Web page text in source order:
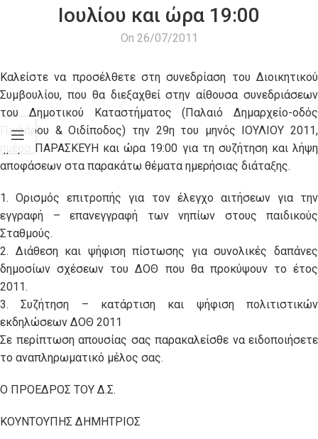
Ιουλίου και ώρα 19:00
On 26/07/2011
Καλείστε να προσέλθετε στη συνεδρίαση του Διοικητικού
Συμβουλίου, που θα διεξαχθεί στην αίθουσα συνεδριάσεων
του Δημοτικού Καταστήματος (Παλαιό Δημαρχείο-οδός
Πινδάρου & Οιδίποδος) την 29η του μηνός ΙΟΥΛΙΟΥ 2011,
ημέρα ΠΑΡΑΣΚΕΥΗ και ώρα 19:00 για τη συζήτηση και λήψη
αποφάσεων στα παρακάτω θέματα ημερήσιας διάταξης.
1. Ορισμός επιτροπής για τον έλεγχο αιτήσεων για την
εγγραφή – επανεγγραφή των νηπίων στους παιδικούς
Σταθμούς.
2. Διάθεση και ψήφιση πίστωσης για συνολικές δαπάνες
δημοσίων σχέσεων του ΔΟΘ που θα προκύψουν το έτος
2011.
3. Συζήτηση – κατάρτιση και ψήφιση πολιτιστικών
εκδηλώσεων ΔΟΘ 2011
Σε περίπτωση απουσίας σας παρακαλείσθε να ειδοποιήσετε
το αναπληρωματικό μέλος σας.
Ο ΠΡΟΕΔΡΟΣ ΤΟΥ Δ.Σ.
ΚΟΥΝΤΟΥΠΗΣ ΔΗΜΗΤΡΙΟΣ